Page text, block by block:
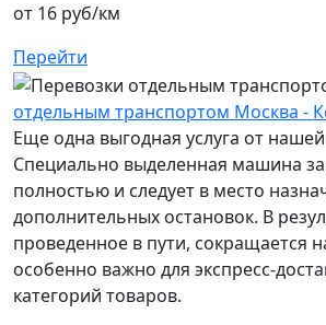
от 16 руб/км
Перейти
отдельным транспортом Москва -
Еще одна выгодная услуга от
Специально выделенная машина
полностью и следует в место
дополнительных остановок. В
проведенное в пути, сокращается
особенно важно для экспресс-
категорий товаров.